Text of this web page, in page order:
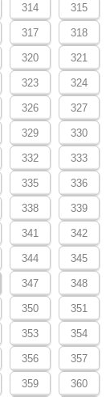
314 315
317 318
320 321
323 324
326 327
329 330
332 333
335 336
338 339
341 342
344 345
347 348
350 351
353 354
356 357
359 360